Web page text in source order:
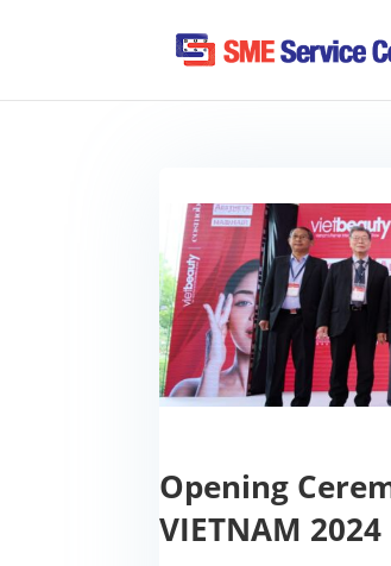
Opening
VIETNAM 2024